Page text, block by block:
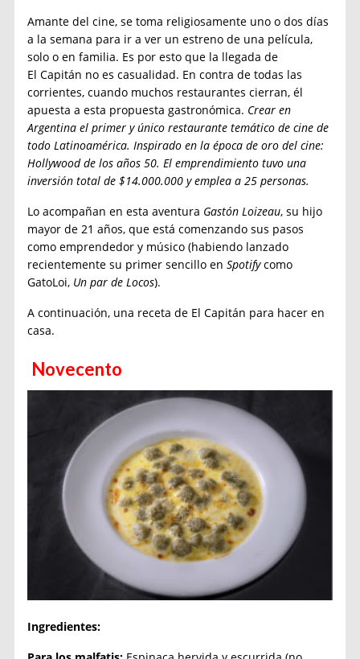
Amante del cine, se toma religiosamente uno o dos días
a la semana para ir a ver un estreno de una película,
solo o en familia. Es por esto que la llegada de
El Capitán no es casualidad. En contra de todas las
corrientes, cuando muchos restaurantes cierran, él
apuesta a esta propuesta gastronómica. Crear en
Argentina el primer y único restaurante temático de cine de
todo Latinoamérica. Inspirado en la época de oro del cine:
Hollywood de los años 50. El emprendimiento tuvo una
inversión total de $14.000.000 y emplea a 25 personas.
Lo acompañan en esta aventura Gastón Loizeau, su hijo
mayor de 21 años, que está comenzando sus pasos
como emprendedor y músico (habiendo lanzado
recientemente su primer sencillo enSpotifycomo
GatoLoi, Un par de Locos).
A continuación, una receta de El Capitán para hacer en
casa.
Novecento
Ingredientes: